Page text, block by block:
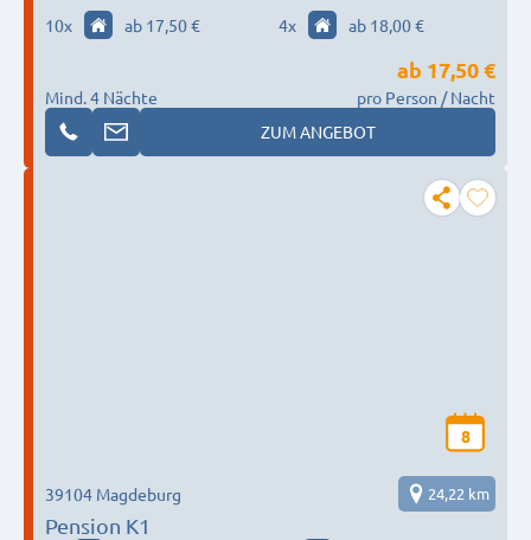
10x ab 17,50 € 4x ab 18,00 €
Mind. 4 Nächte
ab 17,50 €
pro Person / Nacht
ZUM ANGEBOT
8
Pension K1
39104 Magdeburg 24,22 km